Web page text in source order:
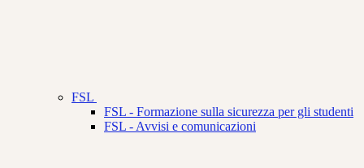
FSL
FSL - Formazione sulla sicurezza per gli studenti
FSL - Avvisi e comunicazioni